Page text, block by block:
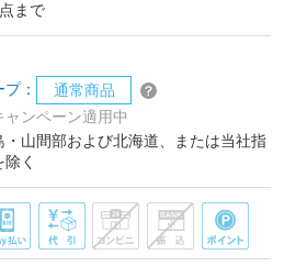
まで
：
通常商品
ャンペーン適用中
山間部および北海道、または当社指
く